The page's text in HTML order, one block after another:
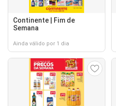
Continente | Fim de
Semana
Ainda válido por 1 dia